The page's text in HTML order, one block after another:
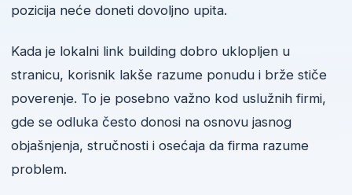
pozicija neće doneti dovoljno upita.
Kada je lokalni link building dobro uklopljen u
stranicu, korisnik lakše razume ponudu i brže stiče
poverenje. To je posebno važno kod uslužnih firmi,
gde se odluka često donosi na osnovu jasnog
objašnjenja, stručnosti i osećaja da firma razume
problem.